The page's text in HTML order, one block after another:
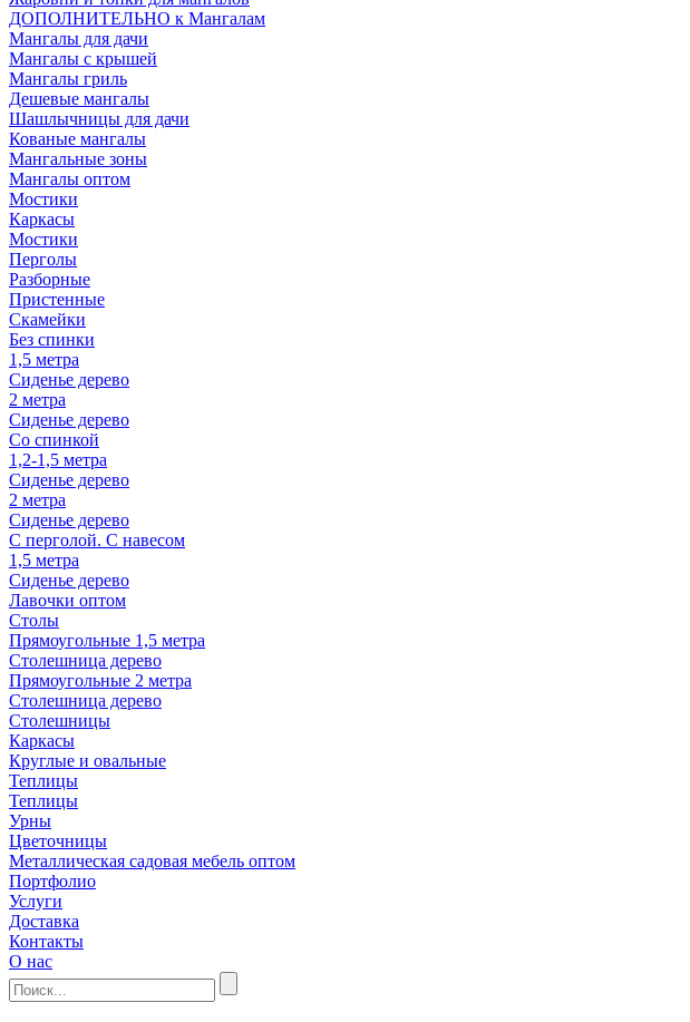
ДОПОЛНИТЕЛЬНО к Мангалам
Мангалы для дачи
Мангалы с крышей
Мангалы гриль
Дешевые мангалы
Шашлычницы для дачи
Кованые мангалы
Мангальные зоны
Мангалы оптом
Мостики
Каркасы
Мостики
Перголы
Разборные
Пристенные
Скамейки
Без спинки
1,5 метра
Сиденье дерево
2 метра
Сиденье дерево
Со спинкой
1,2-1,5 метра
Сиденье дерево
2 метра
Сиденье дерево
С перголой. С навесом
1,5 метра
Сиденье дерево
Лавочки оптом
Столы
Прямоугольные 1,5 метра
Столешница дерево
Прямоугольные 2 метра
Столешница дерево
Столешницы
Каркасы
Круглые и овальные
Теплицы
Теплицы
Урны
Цветочницы
Металлическая садовая мебель оптом
Портфолио
Услуги
Доставка
Контакты
О нас